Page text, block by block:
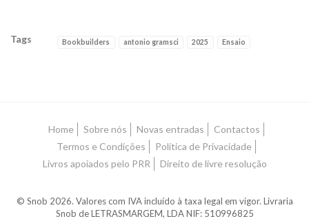
Tags Bookbuilders antonio gramsci 2025 Ensaio
Home Sobre nós Novas entradas
Contactos
Termos e Condições
Política de Privacidade
Livros apoiados pelo PRR
Direito de livre resolução
© Snob 2026. Valores com IVA incluído à taxa legal em vigor. Livraria
Snob de LETRASMARGEM, LDA NIF: 510996825